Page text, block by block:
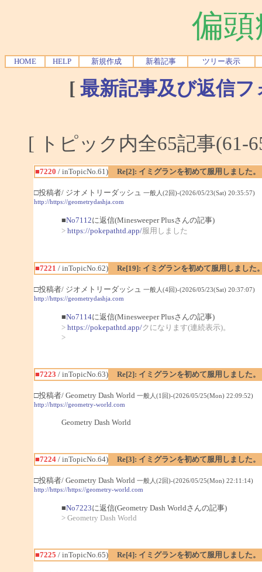
偏
HOME HELP 新規作成 新着記事 ツリー表示
[ 最新記事及び返信
[ トピック内全65記事
■7220 / inTopicNo.61) Re[2]: イミグランを初めて服用しました。
□投稿者/ ジオメトリーダッシュ 一般人(2回)-(2026/05/23(Sat) 20:35:57)
http://https://geometrydashja.com
■No7112に返信(Minesweeper Plusさんの記事)
> https://pokepathtd.app/服用しました
■7221 / inTopicNo.62) Re[19]: イミグランを初めて服用しました
□投稿者/ ジオメトリーダッシュ 一般人(4回)-(2026/05/23(Sat) 20:37:07)
http://https://geometrydashja.com
■No7114に返信(Minesweeper Plusさんの記事)
> https://pokepathtd.app/クになります(連続表示)。
>
■7223 / inTopicNo.63) Re[2]: イミグランを初めて服用しました。
□投稿者/ Geometry Dash World 一般人(1回)-(2026/05/25(Mon) 22:09:52)
http://https://geometry-world.com
Geometry Dash World
■7224/ inTopicNo.64) Re[3]: イミグランを初めて服用しました。
□投稿者/ Geometry Dash World 一般人(2回)-(2026/05/25(Mon) 22:11:14)
http://https://https://geometry-world.com
■No7223に返信(Geometry Dash Worldさんの記事)
> Geometry Dash World
■7225 / inTopicNo.65) Re[4]: イミグランを初めて服用しました。